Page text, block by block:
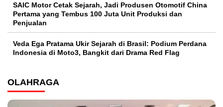
SAIC Motor Cetak Sejarah, Jadi Produsen Otomotif China
Pertama yang Tembus 100 Juta Unit Produksi dan
Penjualan
Veda Ega Pratama Ukir Sejarah di Brasil: Podium Perdana
Indonesia di Moto3, Bangkit dari Drama Red Flag
OLAHRAGA